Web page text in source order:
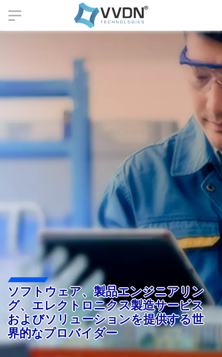
ソフトウェア、製品エンジニアリン
グ、エレクトロニクス製造サービス
およびソリューションを提供する世
界的なプロバイダー